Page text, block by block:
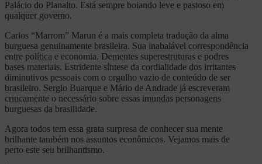
Palácio do Planalto. Está sempre boiando leve e pastoso em
qualquer governo.
Carlos “Marrom” Marun é a mais completa tradução da alma
burguesa genuinamente brasileira. Sua inabalável correspondência
entre política e economia. Dementes superestruturas e podres
bases materiais. Estridente síntese da cordialidade dos irritantes
diminutivos pessoais com o orgulho vazio de conteúdo de ser
brasileiro. Sergio Buarque e Mário de Andrade já escreveram
criticamente o necessário sobre essas imundas personagens
burguesas da brasilidade.
Agora todos tem essa grata surpresa de conhecer sua mente
brilhante também nos assuntos econômicos. Vejamos mais de
perto este seu brilhantismo.